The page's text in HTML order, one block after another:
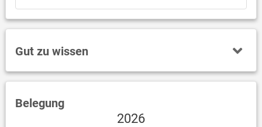
Gut zu wissen
Belegung
2026